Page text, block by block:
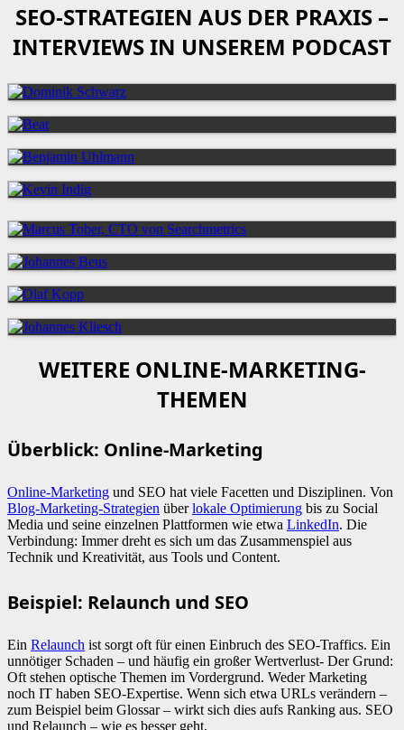
SEO-STRATEGIEN AUS DER PRAXIS –
INTERVIEWS IN UNSEREM PODCAST
WEITERE ONLINE-MARKETING-
THEMEN
Überblick: Online-Marketing
Online-Marketing und SEO hat viele Facetten und Disziplinen. Von
Blog-Marketing-Strategien überlokale Optimierung bis zu Social
Media und seine einzelnen Plattformen wie etwa LinkedIn. Die
Verbindung: Immer dreht es sich um das Zusammenspiel aus
Technik und Kreativität, aus Tools und Content.
Beispiel: Relaunch und SEO
Ein Relaunch ist sorgt oft für einen Einbruch des SEO-Traffics. Ein
unnötiger Schaden – und häufig ein großer Wertverlust- Der Grund:
Oft stehen optische Themen im Vordergrund. Weder Marketing
noch IT haben SEO-Expertise. Wenn sich etwa URLs verändern –
zum Beispiel beim Glossar – wirkt sich dies aufs Ranking aus. SEO
und Relaunch – wie es besser geht.